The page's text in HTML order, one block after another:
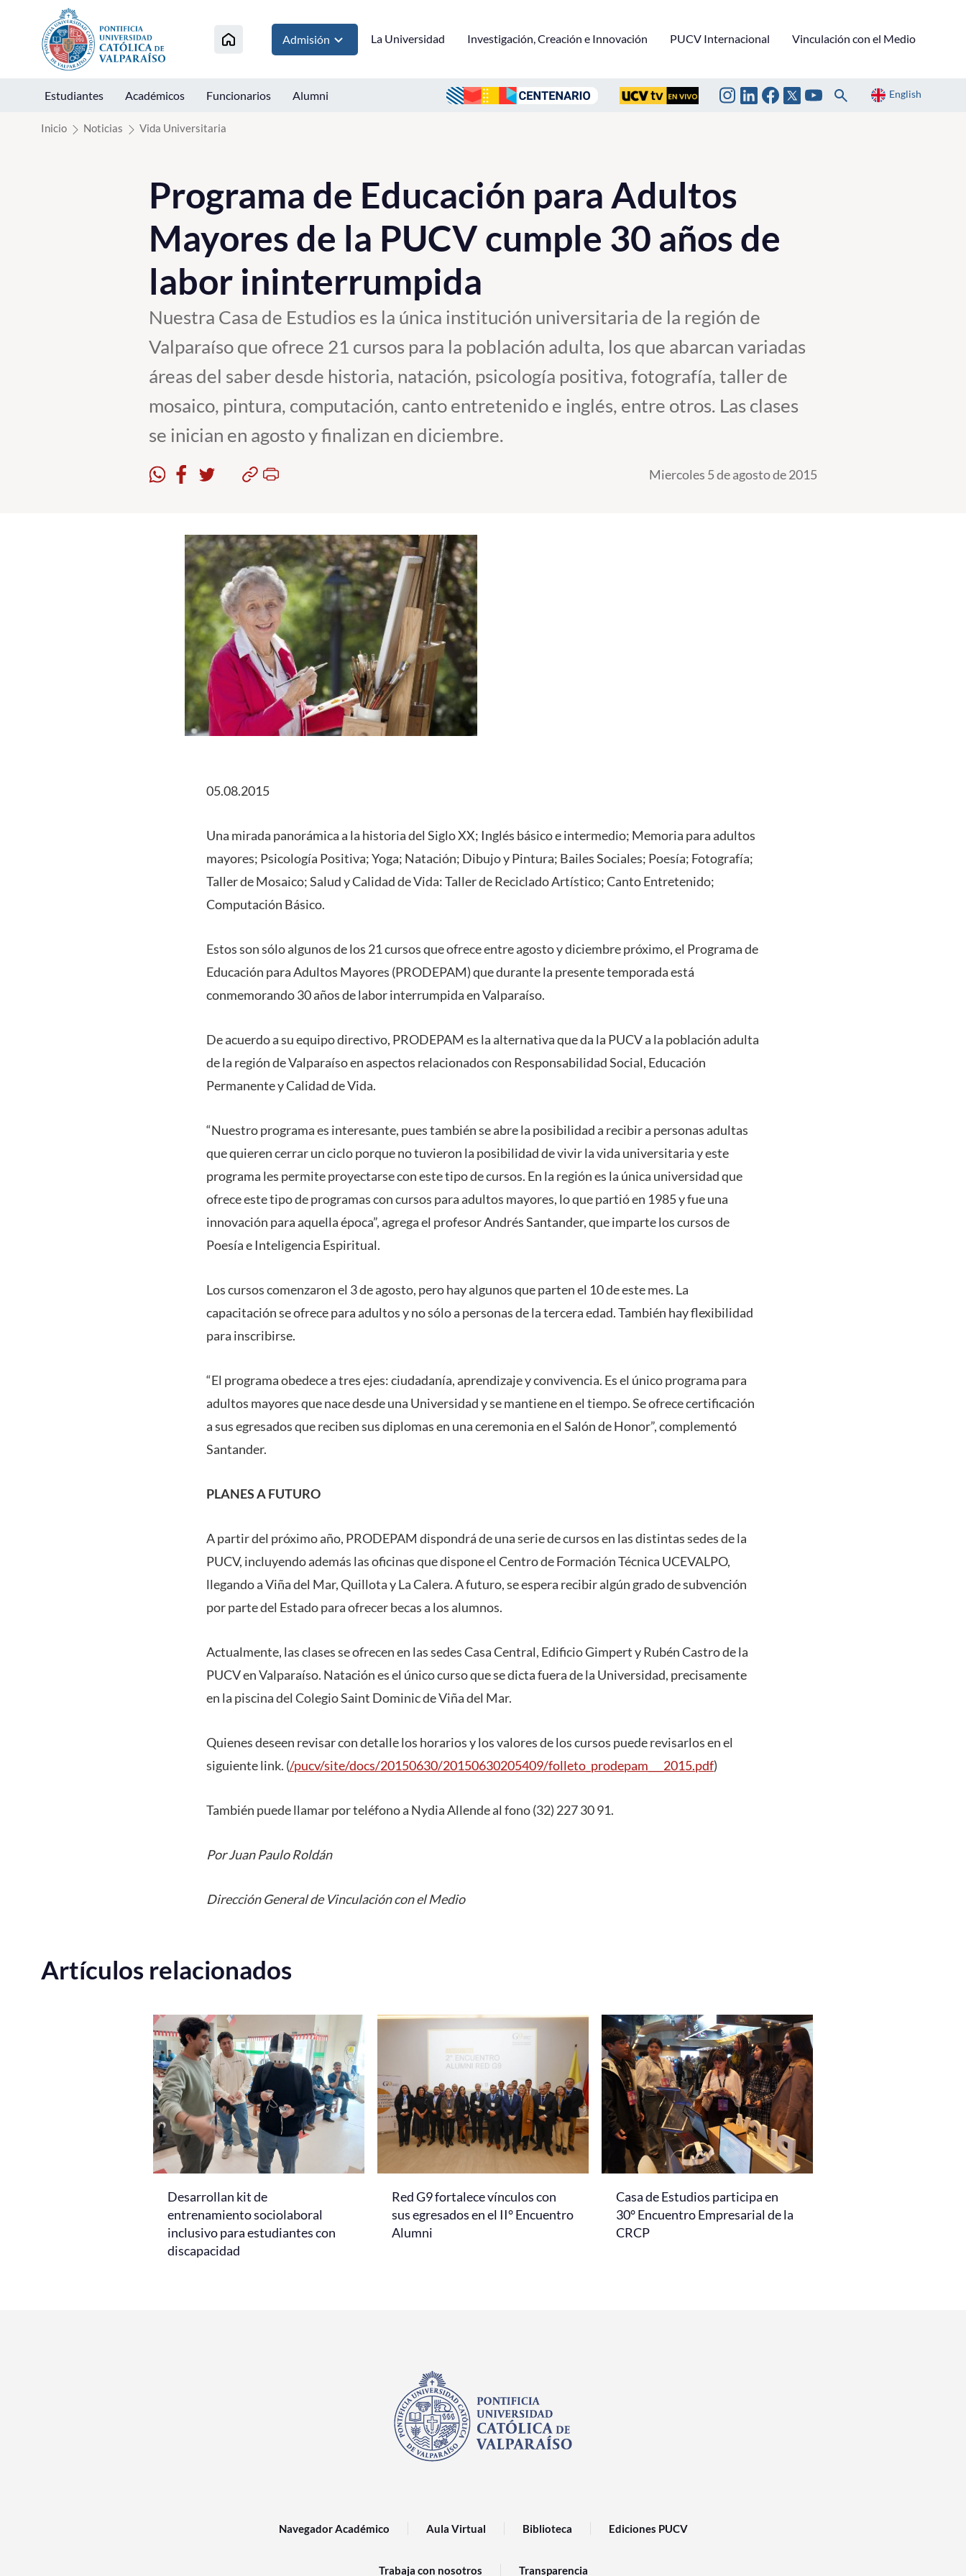
Click acá para ir directamente al contenido
Admisión La Universidad Investigación, Creación e Innovación PUCV Internacional Vinculación con el Medio
Estudiantes Académicos Funcionarios Alumni English
Inicio Noticias Vida Universitaria
Programa de Educación para Adultos
Mayores de la PUCV cumple 30 años de
labor ininterrumpida
Nuestra Casa de Estudios es la única institución universitaria de la región de
Valparaíso que ofrece 21 cursos para la población adulta, los que abarcan variadas
áreas del saber desde historia, natación, psicología positiva, fotografía, taller de
mosaico, pintura, computación, canto entretenido e inglés, entre otros. Las clases
se inician en agosto y finalizan en diciembre.
Miercoles 5 de agosto de 2015
05.08.2015
Una mirada panorámica a la historia del Siglo XX; Inglés básico e intermedio; Memoria para adultos
mayores; Psicología Positiva; Yoga; Natación; Dibujo y Pintura; Bailes Sociales; Poesía; Fotografía;
Taller de Mosaico; Salud y Calidad de Vida: Taller de Reciclado Artístico; Canto Entretenido;
Computación Básico.
Estos son sólo algunos de los 21 cursos que ofrece entre agosto y diciembre próximo, el Programa de
Educación para Adultos Mayores (PRODEPAM) que durante la presente temporada está
conmemorando 30 años de labor interrumpida en Valparaíso.
De acuerdo a su equipo directivo, PRODEPAM es la alternativa que da la PUCV a la población adulta
de la región de Valparaíso en aspectos relacionados con Responsabilidad Social, Educación
Permanente y Calidad de Vida.
“Nuestro programa es interesante, pues también se abre la posibilidad a recibir a personas adultas
que quieren cerrar un ciclo porque no tuvieron la posibilidad de vivir la vida universitaria y este
programa les permite proyectarse con este tipo de cursos. En la región es la única universidad que
ofrece este tipo de programas con cursos para adultos mayores, lo que partió en 1985 y fue una
innovación para aquella época”, agrega el profesor Andrés Santander, que imparte los cursos de
Poesía e Inteligencia Espiritual.
Los cursos comenzaron el 3 de agosto, pero hay algunos que parten el 10 de este mes. La
capacitación se ofrece para adultos y no sólo a personas de la tercera edad. También hay flexibilidad
para inscribirse.
“El programa obedece a tres ejes: ciudadanía, aprendizaje y convivencia. Es el único programa para
adultos mayores que nace desde una Universidad y se mantiene en el tiempo. Se ofrece certificación
a sus egresados que reciben sus diplomas en una ceremonia en el Salón de Honor”, complementó
Santander.
PLANES A FUTURO
A partir del próximo año, PRODEPAM dispondrá de una serie de cursos en las distintas sedes de la
PUCV, incluyendo además las oficinas que dispone el Centro de Formación Técnica UCEVALPO,
llegando a Viña del Mar, Quillota y La Calera. A futuro, se espera recibir algún grado de subvención
por parte del Estado para ofrecer becas a los alumnos.
Actualmente, las clases se ofrecen en las sedes Casa Central, Edificio Gimpert y Rubén Castro de la
PUCV en Valparaíso. Natación es el único curso que se dicta fuera de la Universidad, precisamente
en la piscina del Colegio Saint Dominic de Viña del Mar.
Quienes deseen revisar con detalle los horarios y los valores de los cursos puede revisarlos en el
siguiente link. (/pucv/site/docs/20150630/20150630205409/folleto_prodepam___2015.pdf)
También puede llamar por teléfono a Nydia Allende al fono (32) 227 30 91.
Por Juan Paulo Roldán
Dirección General de Vinculación con el Medio
Artículos relacionados
Desarrollan kit de
entrenamiento sociolaboral
inclusivo para estudiantes con
discapacidad
Red G9 fortalece vínculos con
sus egresados en el II° Encuentro
Alumni
Casa de Estudios participa en
30° Encuentro Empresarial de la
CRCP
Navegador Académico Aula Virtual Biblioteca Ediciones PUCV
Trabaja con nosotros Transparencia